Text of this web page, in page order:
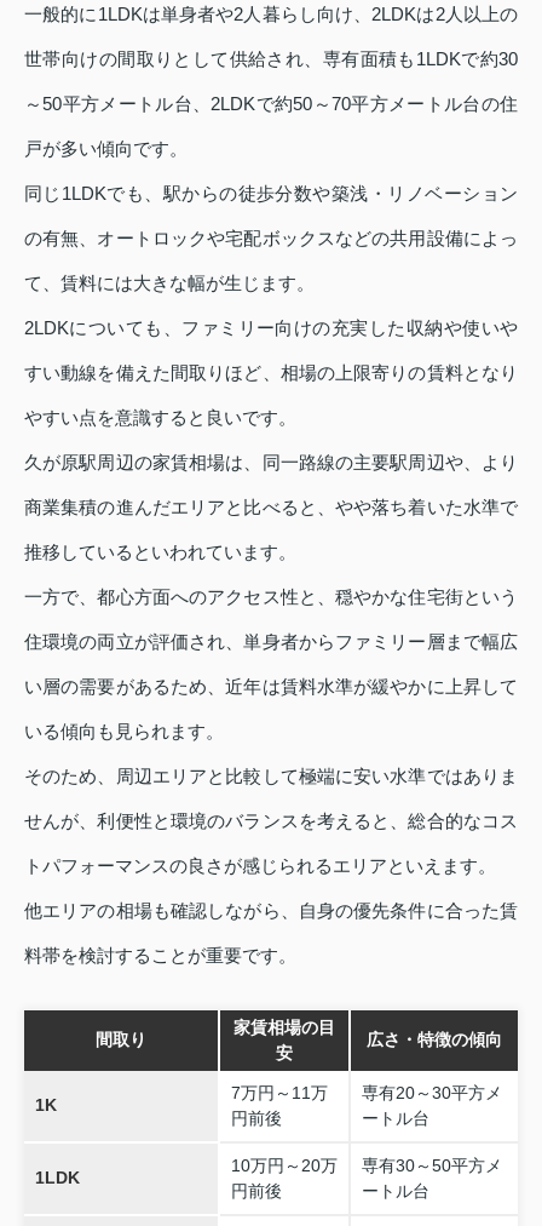
一般的に1LDKは単身者や2人暮らし向け、2LDKは2人以上の
世帯向けの間取りとして供給され、専有面積も1LDKで約30
～50平方メートル台、2LDKで約50～70平方メートル台の住
戸が多い傾向です。
同じ1LDKでも、駅からの徒歩分数や築浅・リノベーション
の有無、オートロックや宅配ボックスなどの共用設備によっ
て、賃料には大きな幅が生じます。
2LDKについても、ファミリー向けの充実した収納や使いや
すい動線を備えた間取りほど、相場の上限寄りの賃料となり
やすい点を意識すると良いです。
久が原駅周辺の家賃相場は、同一路線の主要駅周辺や、より
商業集積の進んだエリアと比べると、やや落ち着いた水準で
推移しているといわれています。
一方で、都心方面へのアクセス性と、穏やかな住宅街という
住環境の両立が評価され、単身者からファミリー層まで幅広
い層の需要があるため、近年は賃料水準が緩やかに上昇して
いる傾向も見られます。
そのため、周辺エリアと比較して極端に安い水準ではありま
せんが、利便性と環境のバランスを考えると、総合的なコス
トパフォーマンスの良さが感じられるエリアといえます。
他エリアの相場も確認しながら、自身の優先条件に合った賃
料帯を検討することが重要です。
間取り
家賃相場の目
安
広さ・特徴の傾向
1K
7万円～11万
円前後
専有20～30平方メ
ートル台
1LDK
10万円～20万
円前後
専有30～50平方メ
ートル台